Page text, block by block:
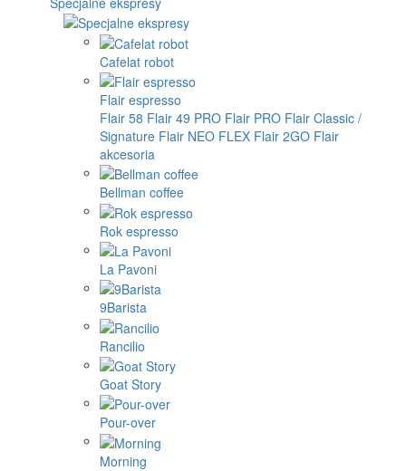
Cafelat robot
Flair espresso
Flair 58 Flair 49 PRO Flair PRO Flair Classic /
Signature Flair NEO FLEX Flair 2GO Flair
akcesoria
Bellman coffee
Rok espresso
La Pavoni
9Barista
Rancilio
Goat Story
Pour-over
Morning